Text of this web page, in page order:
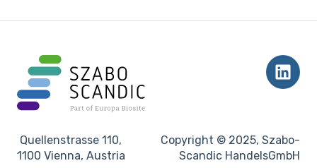
Quellenstrasse 110,
1100 Vienna, Austria
Copyright © 2025, Szabo-
Scandic HandelsGmbH